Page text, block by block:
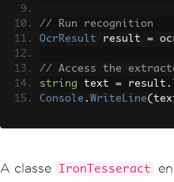
// Run recognition
OcrResult result =
// Access the
string text = result .
Console . WriteLine(
A classe IronTesseract